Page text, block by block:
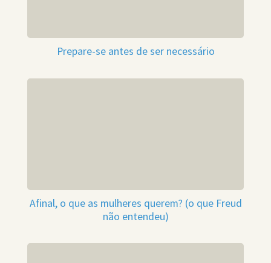
Prepare-se antes de ser necessário
Afinal, o que as mulheres querem? (o que Freud
não entendeu)